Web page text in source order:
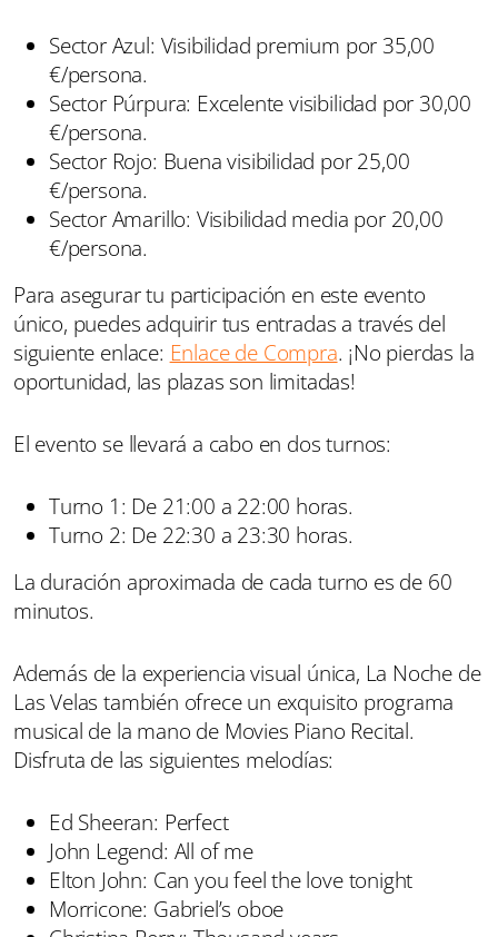
Sector Azul: Visibilidad premium por 35,00
€/persona.
Sector Púrpura: Excelente visibilidad por 30,00
€/persona.
Sector Rojo: Buena visibilidad por 25,00
€/persona.
Sector Amarillo: Visibilidad media por 20,00
€/persona.
Para asegurar tu participación en este evento
único, puedes adquirir tus entradas a través del
siguiente enlace: Enlace de Compra. ¡No pierdas la
oportunidad, las plazas son limitadas!
El evento se llevará a cabo en dos turnos:
Turno 1: De 21:00 a 22:00 horas.
Turno 2: De 22:30 a 23:30 horas.
La duración aproximada de cada turno es de 60
minutos.
Además de la experiencia visual única, La Noche de
Las Velas también ofrece un exquisito programa
musical de la mano de Movies Piano Recital.
Disfruta de las siguientes melodías:
Ed Sheeran: Perfect
John Legend: All of me
Elton John: Can you feel the love tonight
Morricone: Gabriel’s oboe